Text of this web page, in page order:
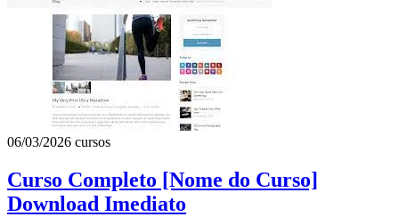
06/03/2026 cursos
Curso Completo [Nome do Curso]
Download Imediato